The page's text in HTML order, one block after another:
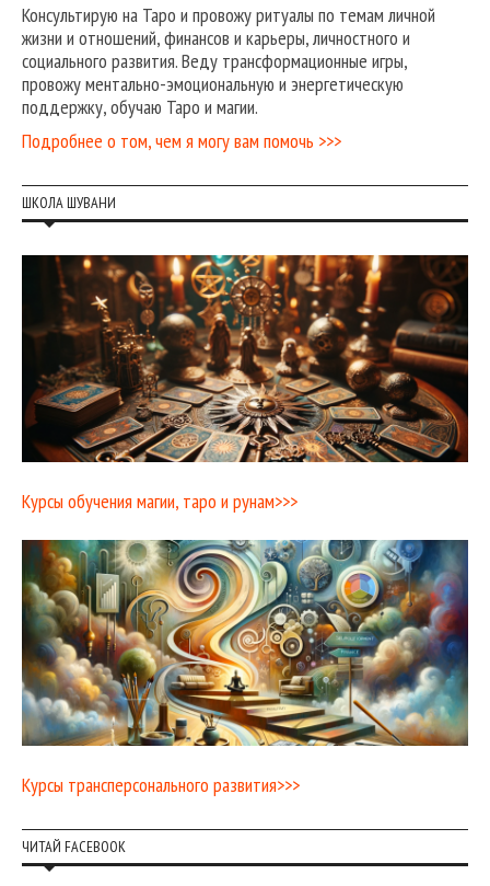
Консультирую на Таро и провожу ритуалы по темам личной
жизни и отношений, финансов и карьеры, личностного и
социального развития. Веду трансформационные игры,
провожу ментально-эмоциональную и энергетическую
поддержку, обучаю Таро и магии.
Подробнее о том, чем я могу вам помочь >>>
ШКОЛА ШУВАНИ
Курсы обучения магии, таро и рунам>>>
Курсы трансперсонального развития>>>
ЧИТАЙ FACEBOOK